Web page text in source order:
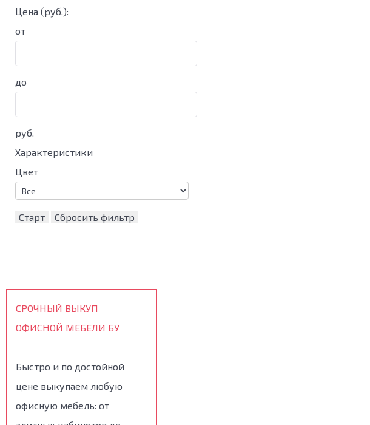
Цена (руб.):
от
до
руб.
Характеристики
Цвет
Старт Сбросить фильтр
СРОЧНЫЙ ВЫКУП
ОФИСНОЙ МЕБЕЛИ БУ
Быстро и по достойной
цене выкупаем любую
офисную мебель: от